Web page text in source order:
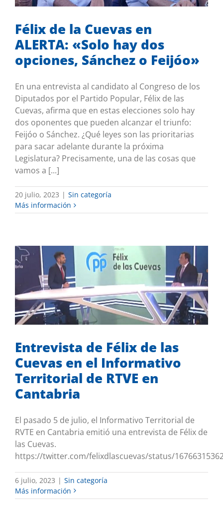
Félix de la Cuevas en
ALERTA: «Solo hay dos
opciones, Sánchez o Feijóo»
En una entrevista al candidato al Congreso de los
Diputados por el Partido Popular, Félix de las
Cuevas, afirma que en estas elecciones solo hay
dos oponentes que pueden alcanzar el triunfo:
Feijóo o Sánchez. ¿Qué leyes son las prioritarias
para sacar adelante durante la próxima
Legislatura? Precisamente, una de las cosas que
vamos a [...]
20 julio, 2023 | Sin categoría
Más información
Entrevista de Félix de las Cuevas en el
Informativo Territorial de RTVE en
Cantabria
Sin categoría
Entrevista de Félix de las
Cuevas en el Informativo
Territorial de RTVE en
Cantabria
El pasado 5 de julio, el Informativo Territorial de
RVTE en Cantabria emitió una entrevista de Félix de
las Cuevas.
https://twitter.com/felixdlascuevas/status/
6 julio, 2023 | Sin categoría
Más información